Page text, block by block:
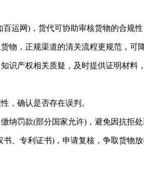
网)，货代可协助审核货物的合规性
，正规渠道的清关流程更规范，可降
产权相关质疑，及时提供证明材料，
确认是否存在误判。
罚款(部分国家允许)，避免因抗拒处
专利证书)，申请复核，争取货物放